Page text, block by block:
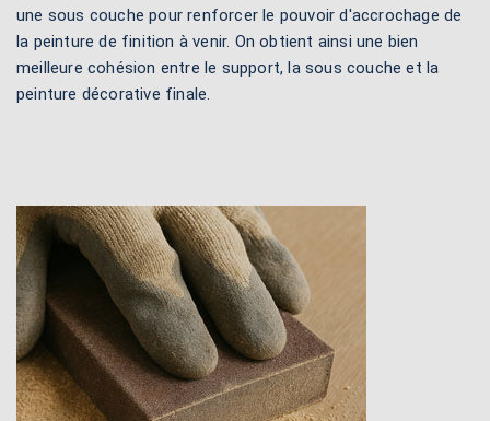
une sous couche pour renforcer le pouvoir d'accrochage de
la peinture de finition à venir. On obtient ainsi une bien
meilleure cohésion entre le support, la sous couche et la
peinture décorative finale.